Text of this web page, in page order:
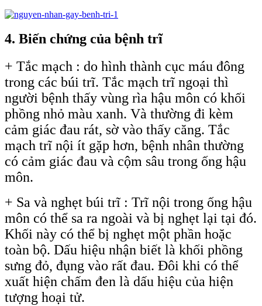
4. Biến chứng của bệnh trĩ
+ Tắc mạch : do hình thành cục máu đông
trong các búi trĩ. Tắc mạch trĩ ngoại thì
người bệnh thấy vùng rìa hậu môn có khối
phồng nhỏ màu xanh. Và thường đi kèm
cảm giác đau rát, sờ vào thấy căng. Tắc
mạch trĩ nội ít gặp hơn, bệnh nhân thường
có cảm giác đau và cộm sâu trong ống hậu
môn.
+ Sa và nghẹt búi trĩ : Trĩ nội trong ống hậu
môn có thể sa ra ngoài và bị nghẹt lại tại đó.
Khối này có thể bị nghẹt một phần hoặc
toàn bộ. Dấu hiệu nhận biết là khối phồng
sưng đỏ, đụng vào rất đau. Đôi khi có thể
xuất hiện chấm đen là dấu hiệu của hiện
tượng hoại tử.